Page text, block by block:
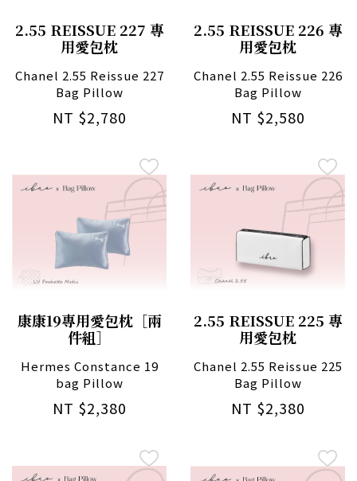
2.55 REISSUE 227 專
用愛包枕
Chanel 2.55 Reissue 227
Bag Pillow
NT $2,780
2.55 REISSUE 226 專
用愛包枕
Chanel 2.55 Reissue 226
Bag Pillow
NT $2,580
康康19專用愛包枕［兩
件組］
Hermes Constance 19
bag Pillow
NT $2,380
2.55 REISSUE 225 專
用愛包枕
Chanel 2.55 Reissue 225
Bag Pillow
NT $2,380